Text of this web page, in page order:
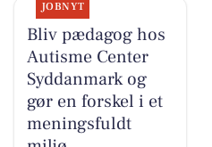
JOBNYT
Bliv pædagog hos
Autisme Center
Syddanmark og
gør en forskel i et
meningsfuldt